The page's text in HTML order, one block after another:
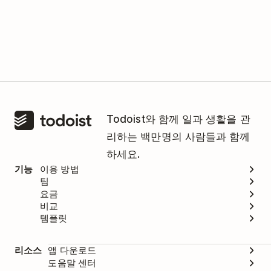
Todoist와 함께 일과 생활을 관
리하는 백만명의 사람들과 함께
하세요.
기능
이용 방법
팀
요금
비교
템플릿
리소스 앱 다운로드
도움말 센터